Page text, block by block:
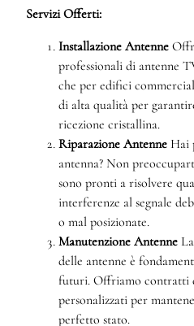
Servizi Offerti:
Installazione Antenne
professionali di antenne
che per edifici
di alta qualità per
ricezione cristallina.
Riparazione Antenne Hai
antenna? Non
sono pronti a risolvere
interferenze al segnale
o mal posizionate.
Manutenzione Antenne
delle antenne è
futuri. Offriamo contratti
personalizzati per
perfetto stato.